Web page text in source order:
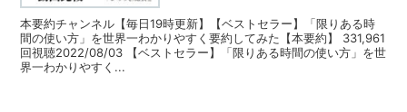
本要約チャンネル【毎日19時更新】【ベストセラー】「限りある時
間の使い方」を世界一わかりやすく要約してみた【本要約】 331,961
回視聴2022/08/03 【ベストセラー】「限りある時間の使い方」を世
界一わかりやすく...